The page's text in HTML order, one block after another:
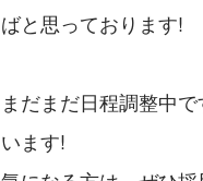
ばと思っております!
まだまだ日程調整中
います!